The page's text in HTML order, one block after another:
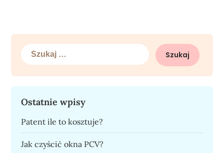
Szukaj:
Ostatnie wpisy
Patent ile to kosztuje?
Jak czyścić okna PCV?